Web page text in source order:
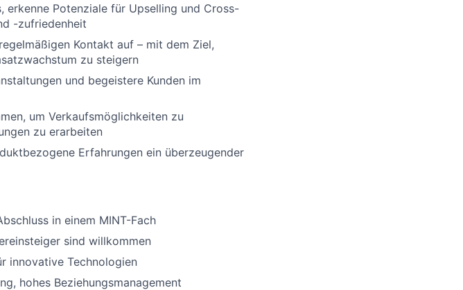
erkenne Potenziale für Upselling und Cross-
-zufriedenheit
Kontakt auf – mit dem Ziel,
zu steigern
und begeistere Kunden im
um Verkaufsmöglichkeiten zu
zu erarbeiten
Erfahrungen ein überzeugender
in einem MINT-Fach
sind willkommen
innovative Technologien
hohes Beziehungsmanagement